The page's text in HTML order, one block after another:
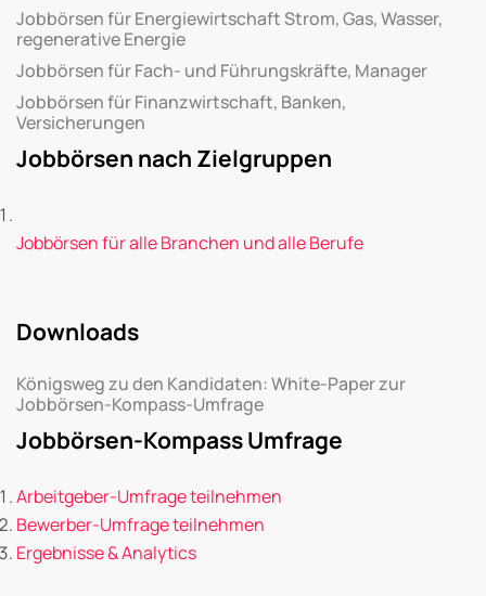
Jobbörsen für Energiewirtschaft Strom, Gas, Wasser,
regenerative Energie
Jobbörsen für Fach- und Führungskräfte, Manager
Jobbörsen für Finanzwirtschaft, Banken,
Versicherungen
Jobbörsen nach Zielgruppen
Jobbörsen für alle Branchen und alle Berufe
Downloads
Königsweg zu den Kandidaten: White-Paper zur
Jobbörsen-Kompass-Umfrage
Jobbörsen-Kompass Umfrage
Arbeitgeber-Umfrage teilnehmen
Bewerber-Umfrage teilnehmen
Ergebnisse & Analytics